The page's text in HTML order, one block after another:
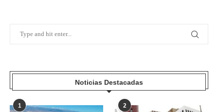
Noticias Destacadas
1 2